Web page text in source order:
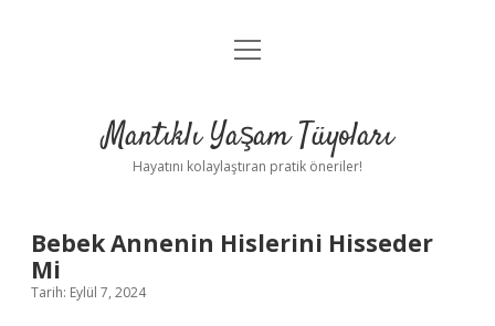
Anasayfa
Yasal Uyarı
menüyü
Mantıklı Yaşam Tüyoları
Hayatını kolaylaştıran pratik öneriler!
Bebek Annenin Hislerini Hisseder
Mi
Tarih: Eylül 7, 2024